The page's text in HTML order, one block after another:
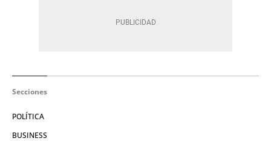
Secciones
POLÍTICA
BUSINESS